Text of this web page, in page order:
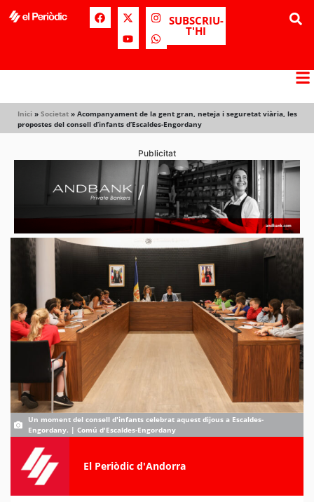
SUBSCRIU-
T'HI
Inici » Societat » Acompanyament de la gent gran, neteja i seguretat viària, les
propostes del consell d’infants d’Escaldes-Engordany
Publicitat
Un moment del consell d'infants celebrat aquest dijous a Escaldes-
Engordany. | Comú d'Escaldes-Engordany
El Periòdic d'Andorra